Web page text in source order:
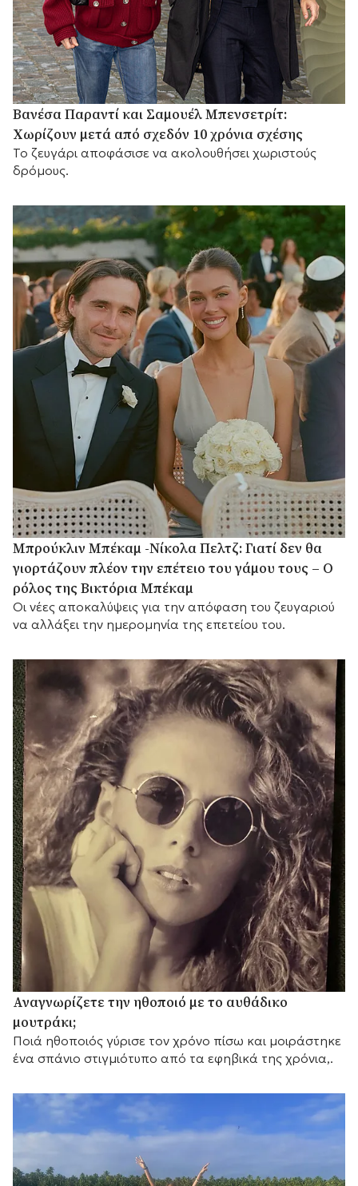
Βανέσα Παραντί και Σαμουέλ Μπενσετρίτ:
Χωρίζουν μετά από σχεδόν 10 χρόνια σχέσης
Το ζευγάρι αποφάσισε να ακολουθήσει χωριστούς
δρόμους.
Μπρούκλιν Μπέκαμ -Νίκολα Πελτζ: Γιατί δεν θα
γιορτάζουν πλέον την επέτειο του γάμου τους – Ο
ρόλος της Βικτόρια Μπέκαμ
Οι νέες αποκαλύψεις για την απόφαση του ζευγαριού
να αλλάξει την ημερομηνία της επετείου του.
Αναγνωρίζετε την ηθοποιό με το αυθάδικο
μουτράκι;
Ποιά ηθοποιός γύρισε τον χρόνο πίσω και μοιράστηκε
ένα σπάνιο στιγμιότυπο από τα εφηβικά της χρόνια,.